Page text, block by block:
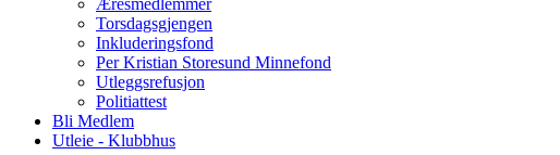
Æresmedlemmer
Torsdagsgjengen
Inkluderingsfond
Per Kristian Storesund Minnefond
Utleggsrefusjon
Politiattest
Bli Medlem
Utleie - Klubbhus